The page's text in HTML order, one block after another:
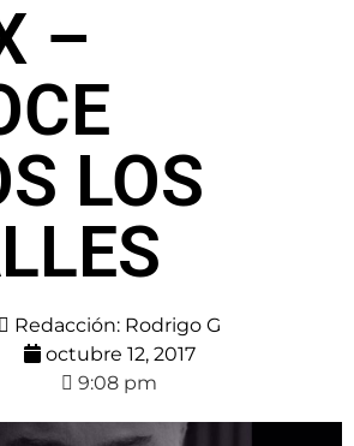
–
LOS
Redacción: Rodrigo G
octubre 12, 2017
9:08 pm